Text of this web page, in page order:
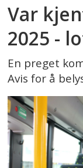
Var
2025 -
En preget
Avis for å